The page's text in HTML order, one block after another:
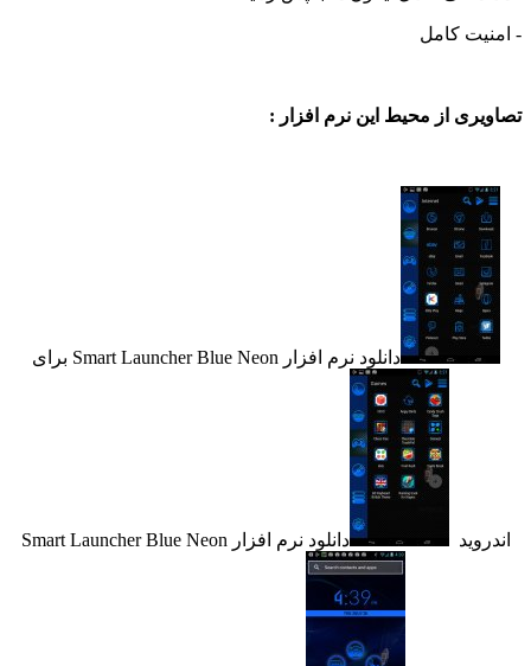
کامل
از محیط این نرم افزار :
دانلود نرم افزار Smart Launcher Blue Neon برای
دانلود نرم افزار Smart Launcher Blue Neon